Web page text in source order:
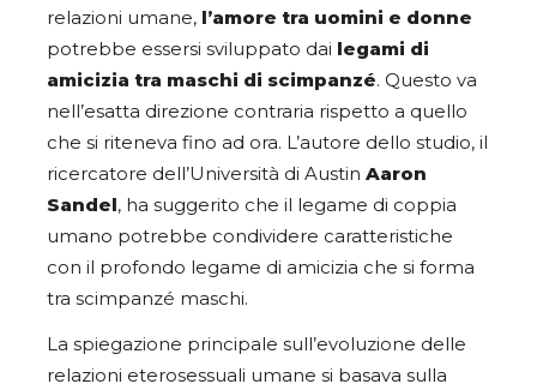
relazioni umane, l’amore tra uomini e donne
potrebbe essersi sviluppato dai
legami di
amicizia tra maschi di scimpanzé. Questo va
nell’esatta direzione contraria rispetto a quello
che si riteneva fino ad ora. L’autore dello studio, il
ricercatore dell’Università di Austin Aaron
Sandel , ha suggerito che il legame di coppia
umano potrebbe condividere caratteristiche
con il profondo legame di amicizia che si forma
tra scimpanzé maschi.
La spiegazione principale sull’evoluzione delle
relazioni eterosessuali umane si basava sulla